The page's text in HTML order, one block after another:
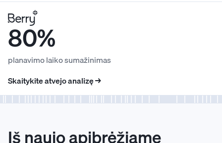
80%
planavimo laiko sumažinimas
Skaitykite atvejo analizę →
Iš naujo apibrėžiame